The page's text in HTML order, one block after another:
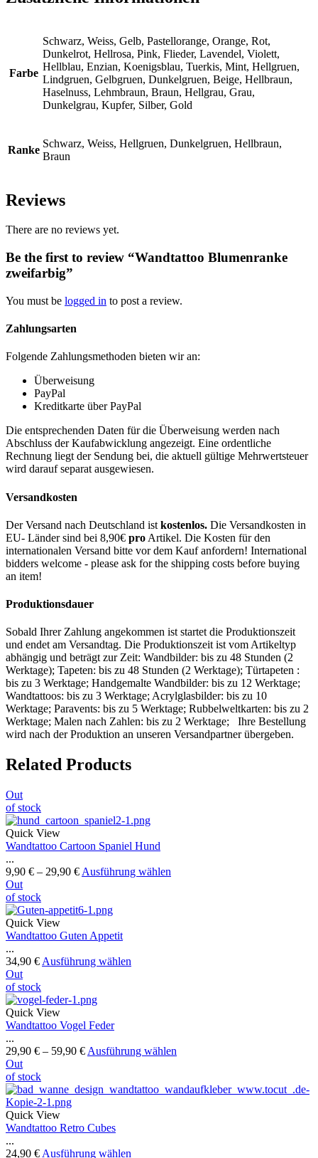
Farbe
Schwarz, Weiss, Gelb, Pastellorange, Orange, Rot,
Dunkelrot, Hellrosa, Pink, Flieder, Lavendel, Violett,
Hellblau, Enzian, Koenigsblau, Tuerkis, Mint, Hellgruen,
Lindgruen, Gelbgruen, Dunkelgruen, Beige, Hellbraun,
Haselnuss, Lehmbraun, Braun, Hellgrau, Grau,
Dunkelgrau, Kupfer, Silber, Gold
Ranke
Schwarz, Weiss, Hellgruen, Dunkelgruen, Hellbraun,
Braun
Reviews
There are no reviews yet.
Be the first to review “Wandtattoo Blumenranke
zweifarbig”
You must be logged in to post a review.
Zahlungsarten
Folgende Zahlungsmethoden bieten wir an:
Überweisung
PayPal
Kreditkarte über PayPal
Die entsprechenden Daten für die Überweisung werden nach
Abschluss der Kaufabwicklung angezeigt. Eine ordentliche
Rechnung liegt der Sendung bei, die aktuell gültige Mehrwertsteuer
wird darauf separat ausgewiesen.
Versandkosten
Der Versand nach Deutschland ist kostenlos. Die Versandkosten in
EU- Länder sind bei 8,90€ pro Artikel. Die Kosten für den
internationalen Versand bitte vor dem Kauf anfordern! International
bidders welcome - please ask for the shipping costs before buying
an item!
Produktionsdauer
Sobald Ihrer Zahlung angekommen ist startet die Produktionszeit
und endet am Versandtag. Die Produktionszeit ist vom Artikeltyp
abhängig und beträgt zur Zeit: Wandbilder: bis zu 48 Stunden (2
Werktage); Tapeten: bis zu 48 Stunden (2 Werktage); Türtapeten :
bis zu 3 Werktage; Handgemalte Wandbilder: bis zu 12 Werktage;
Wandtattoos: bis zu 3 Werktage; Acrylglasbilder: bis zu 10
Werktage; Paravents: bis zu 5 Werktage; Rubbelweltkarten: bis zu 2
Werktage; Malen nach Zahlen: bis zu 2 Werktage; Ihre Bestellung
wird nach der Produktion an unseren Versandpartner übergeben.
Related Products
Out
of stock
Quick View
Wandtattoo Cartoon Spaniel Hund
...
9,90 € – 29,90 € Ausführung wählen
Out
of stock
Quick View
Wandtattoo Guten Appetit
...
34,90 € Ausführung wählen
Out
of stock
Quick View
Wandtattoo Vogel Feder
...
29,90 € – 59,90 € Ausführung wählen
Out
of stock
Quick View
Wandtattoo Retro Cubes
...
24,90 € Ausführung wählen